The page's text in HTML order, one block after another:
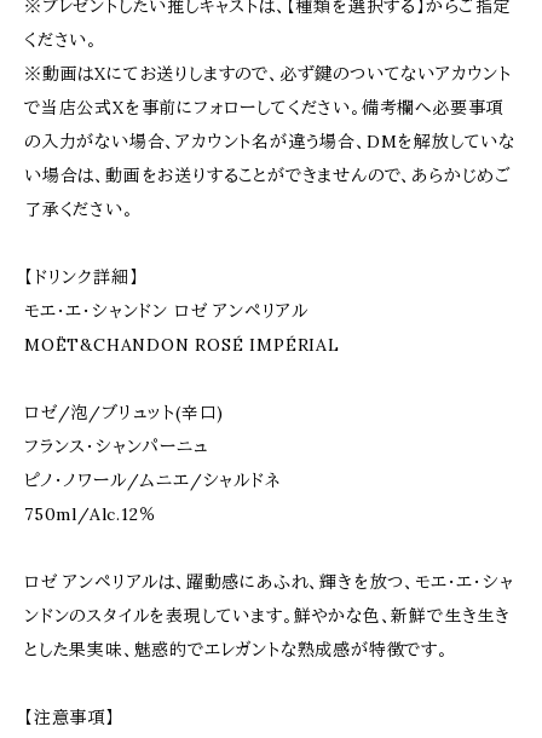
※プレゼントしたい推しキャストは、【種類を選択する】からご指定
ください。
※動画はXにてお送りしますので、必ず鍵のついてないアカウント
で当店公式Xを事前にフォローしてください。備考欄へ必要事項
の入力がない場合、アカウント名が違う場合、DMを解放していな
い場合は、動画をお送りすることができませんので、あらかじめご
了承ください。
【ドリンク詳細】
モエ・エ・シャンドン ロゼ アンペリアル
MOËT&CHANDON ROSÉ IMPÉRIAL
ロゼ/泡/ブリュット(辛口)
フランス・シャンパーニュ
ピノ・ノワール/ムニエ/シャルドネ
750ml/Alc.12％
ロゼ アンペリアルは、躍動感にあふれ、輝きを放つ、モエ・エ・シャ
ンドンのスタイルを表現しています。鮮やかな色、新鮮で生き生き
とした果実味、魅惑的でエレガントな熟成感が特徴です。
【注意事項】